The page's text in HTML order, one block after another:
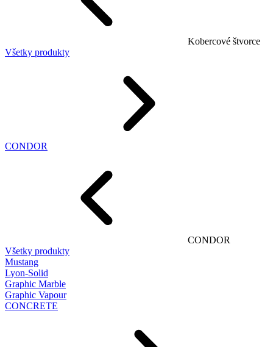
Kobercové štvorce
Všetky produkty
CONDOR
CONDOR
Všetky produkty
Mustang
Lyon-Solid
Graphic Marble
Graphic Vapour
CONCRETE